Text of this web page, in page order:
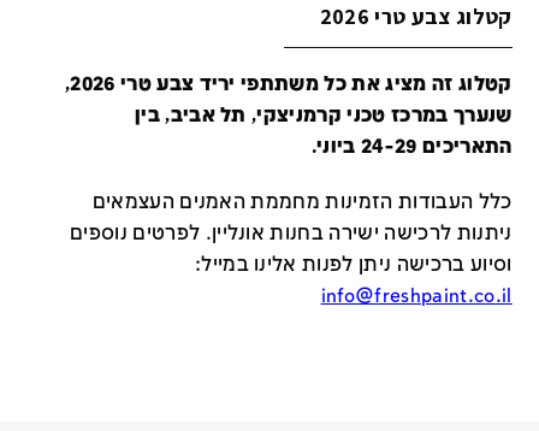
קטלוג צבע טרי 2026
קטלוג זה מציג את כל משתתפי יריד צבע טרי 2026,
שנערך במרכז טכני קרמניצקי, תל אביב, בין
התאריכים 24-29 ביוני.
כלל העבודות הזמינות מחממת האמנים העצמאים
ניתנות לרכישה ישירה בחנות אונליין. לפרטים נוספים
וסיוע ברכישה ניתן לפנות אלינו במייל:
info@freshpaint.co.il